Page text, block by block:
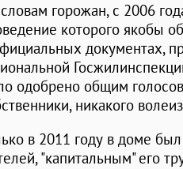
горожан, с 2006
которого якобы
документах,
одобрено общим
никакого
в 2011 году в доме
"капитальным" его